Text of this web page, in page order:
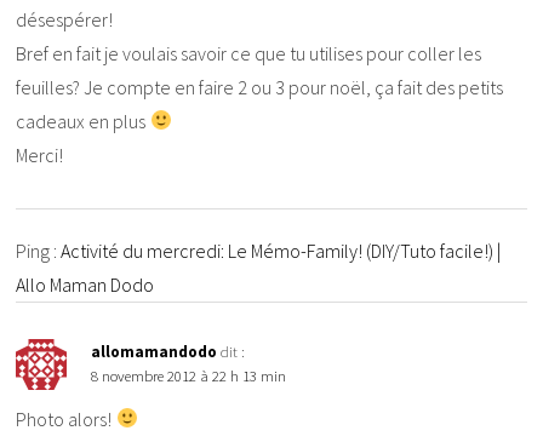
désespérer!
Bref en fait je voulais savoir ce que tu utilises pour coller les
feuilles? Je compte en faire 2 ou 3 pour noël, ça fait des petits
cadeaux en plus
Merci!
Ping :Activité du mercredi: Le Mémo-Family! (DIY/Tuto facile!) |
Allo Maman Dodo
allomamandodo dit :
8 novembre 2012 à 22 h 13 min
Photo alors!